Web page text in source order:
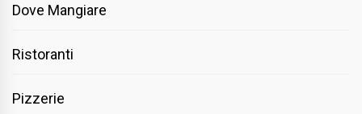
Dove Mangiare
Ristoranti
Pizzerie